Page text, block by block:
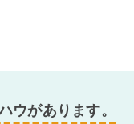
ウがあります。